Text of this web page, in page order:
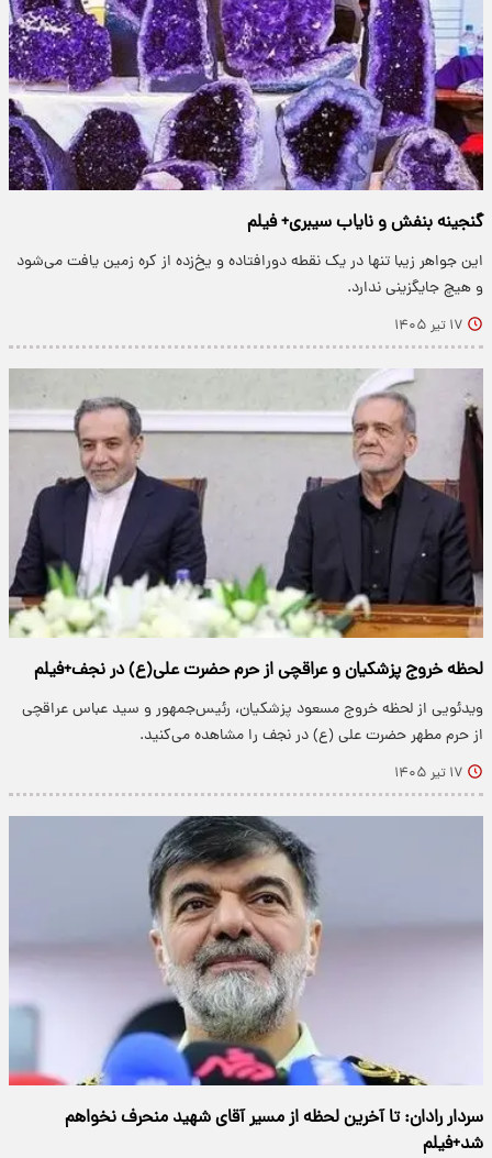
گنجینه بنفش و نایاب سیبری+ فیلم
این جواهر زیبا تنها در یک نقطه دورافتاده و یخ‌زده از کره زمین یافت می‌شود
و هیچ جایگزینی ندارد.
۱۷ تیر ۱۴۰۵
لحظه خروج پزشکیان و عراقچی از حرم حضرت علی(ع) در نجف+فیلم
ویدئویی از لحظه خروج مسعود پزشکیان، رئیس‌جمهور و سید عباس عراقچی
از حرم مطهر حضرت علی (ع) در نجف را مشاهده می‌کنید.
۱۷ تیر ۱۴۰۵
سردار رادان: تا آخرین لحظه از مسیر آقای شهید منحرف نخواهم
شد+فیلم